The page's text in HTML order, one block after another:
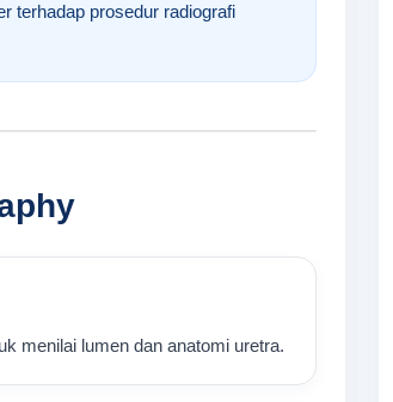
terhadap prosedur radiografi
menilai lumen dan anatomi uretra.